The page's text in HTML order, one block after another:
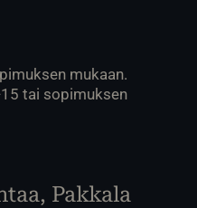
mukaan.
tai sopimuksen
Pakkala